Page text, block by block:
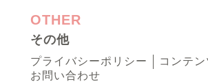
OTHER
その他
プライバシーポリシー
コンテ
お問い合わせ